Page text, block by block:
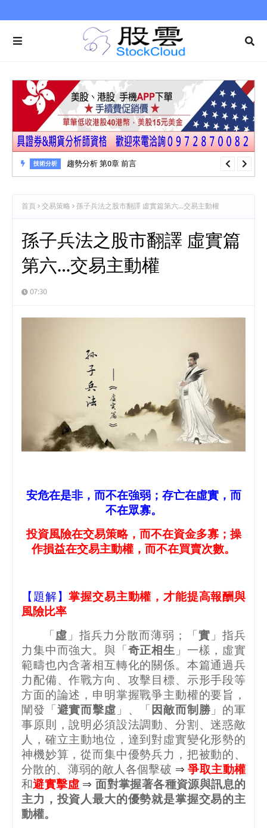
技術分析 趨勢分析 第0章 前言
首頁 交易策略 孫子兵法之股市翻譯 虛實篇第六…交易主動權
孫子兵法之股市翻譯 虛實篇
第六…交易主動權
07:30
安危在是非，而不在強弱；存亡在虛實，而
不在眾寡。
投資風險在交易策略，而不在資金多寡；操
作損益在交易主動權，而不在買賣次數。
【題解】掌握交易主動權，才能提高報酬與
風險比率
「 虛 」指兵力分散而薄弱；「實 」指兵
力集中而強大。與「奇正相生 」一樣，虛實
範疇也內含著相互轉化的關係。本篇通過兵
力配備、作戰方向、攻擊目標、示形手段等
方面的論述，申明掌握戰爭主動權的要旨，
闡發「避實而擊虛 」、「 因敵而制勝 」的軍
事原則，說明必須設法調動、分割、迷惑敵
人，確立主動地位，達到對虛實變化形勢的
神機妙算，從而集中優勢兵力，把被動的、
分散的、薄弱的敵人各個擊破 ⇒ 爭取主動權
和避實擊虛 ⇒ 面對掌握著各種資源與訊息的
主力，投資人最大的優勢就是掌握交易的主
動權。